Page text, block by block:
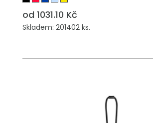
od 1031.10 Kč
Skladem: 201402 ks.